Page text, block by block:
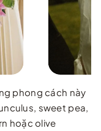
phong cách này
sweet pea,
hoặc olive